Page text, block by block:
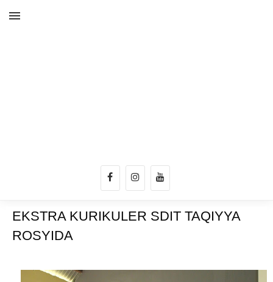
EKSTRA KURIKULER SDIT TAQIYYA
ROSYIDA